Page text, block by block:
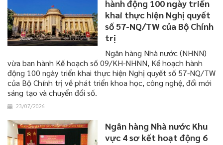
hành động 100 ngày triển
khai thực hiện Nghị quyết
số 57-NQ/TW của Bộ Chính
trị
​​​​​​​Ngân hàng Nhà nước (NHNN)
vừa ban hành Kế hoạch số 09/KH-NHNN, Kế hoạch hành
động 100 ngày triển khai thực hiện Nghị quyết số 57-NQ/TW
của Bộ Chính trị về phát triển khoa học, công nghệ, đổi mới
sáng tạo và chuyển đổi số.
23/07/2026
Ngân hàng Nhà nước Khu
vực 4 sơ kết hoạt động 6